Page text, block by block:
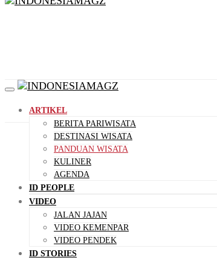
ARTIKEL
BERITA PARIWISATA
DESTINASI WISATA
PANDUAN WISATA
KULINER
AGENDA
ID PEOPLE
VIDEO
JALAN JAJAN
VIDEO KEMENPAR
VIDEO PENDEK
ID STORIES